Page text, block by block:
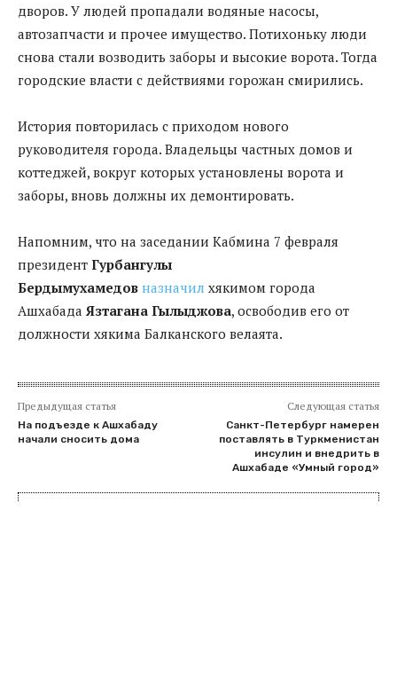
дворов. У людей пропадали водяные насосы,
автозапчасти и прочее имущество. Потихоньку люди
снова стали возводить заборы и высокие ворота. Тогда
городские власти с действиями горожан смирились.
История повторилась с приходом нового
руководителя города. Владельцы частных домов и
коттеджей, вокруг которых установлены ворота и
заборы, вновь должны их демонтировать.
Напомним, что на заседании Кабмина 7 февраля
президент Гурбангулы
Бердымухамедов назначил хякимом города
Ашхабада Язтагана Гылыджова, освободив его от
должности хякима Балканского велаята.
Предыдущая статья
На подъезде к Ашхабаду
начали сносить дома
Следующая статья
Санкт-Петербург намерен
поставлять в Туркменистан
инсулин и внедрить в
Ашхабаде «Умный город»